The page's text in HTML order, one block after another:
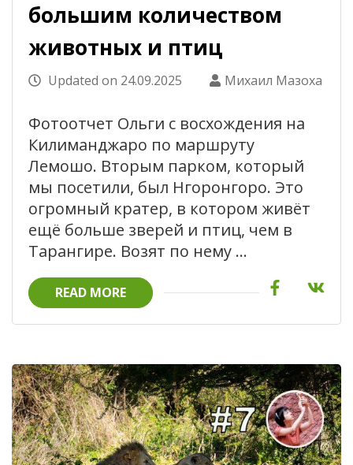
большим количеством
животных и птиц
Updated on 24.09.2025 Михаил Мазоха
Фотоотчет Ольги с восхождения на
Килиманджаро по маршруту
Лемошо. Вторым парком, который
мы посетили, был Нгоронгоро. Это
огромный кратер, в котором живёт
ещё больше зверей и птиц, чем в
Тарангире. Возят по нему …
READ MORE